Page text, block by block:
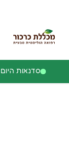
סדנאות היום